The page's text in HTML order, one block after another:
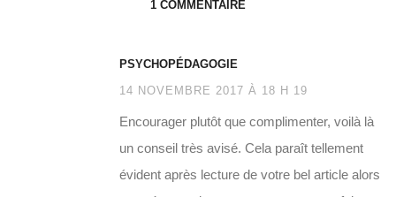
1 COMMENTAIRE
PSYCHOPÉDAGOGIE
14 NOVEMBRE 2017 À 18 H 19
Encourager plutôt que complimenter, voilà là
un conseil très avisé. Cela paraît tellement
évident après lecture de votre bel article alors